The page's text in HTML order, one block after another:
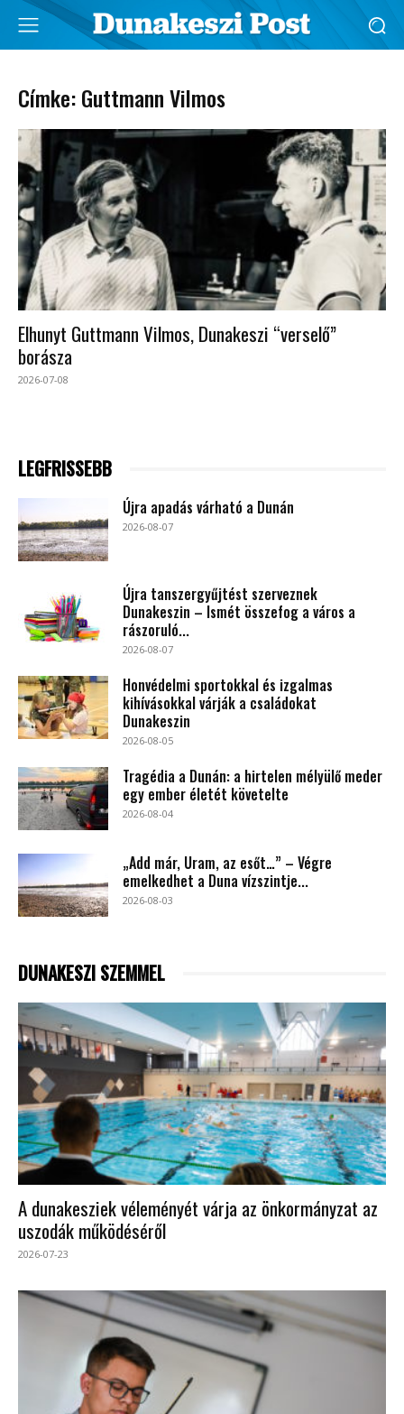
Címke: Guttmann Vilmos
Elhunyt Guttmann Vilmos, Dunakeszi “verselő”
borásza
2026-07-08
LEGFRISSEBB
Újra apadás várható a Dunán
2026-08-07
Újra tanszergyűjtést szerveznek
Dunakeszin – Ismét összefog a város a
rászoruló...
2026-08-07
Honvédelmi sportokkal és izgalmas
kihívásokkal várják a családokat
Dunakeszin
2026-08-05
Tragédia a Dunán: a hirtelen mélyülő meder
egy ember életét követelte
2026-08-04
„Add már, Uram, az esőt…” – Végre
emelkedhet a Duna vízszintje...
2026-08-03
DUNAKESZI SZEMMEL
A dunakesziek véleményét várja az önkormányzat az
uszodák működéséről
2026-07-23